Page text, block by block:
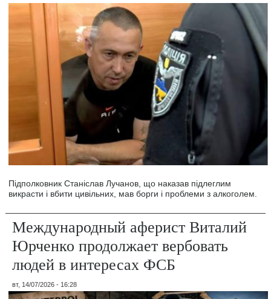
Підполковник Станіслав Лучанов, що наказав підлеглим
викрасти і вбити цивільних, мав борги і проблеми з алкоголем.
Международный аферист Виталий
Юрченко продолжает вербовать
людей в интересах ФСБ
вт, 14/07/2026 - 16:28